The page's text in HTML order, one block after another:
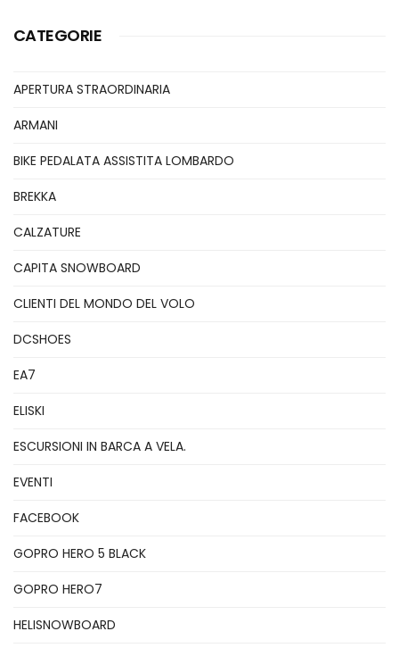
CATEGORIE
APERTURA STRAORDINARIA
ARMANI
BIKE PEDALATA ASSISTITA LOMBARDO
BREKKA
CALZATURE
CAPITA SNOWBOARD
CLIENTI DEL MONDO DEL VOLO
DCSHOES
EA7
ELISKI
ESCURSIONI IN BARCA A VELA.
EVENTI
FACEBOOK
GOPRO HERO 5 BLACK
GOPRO HERO7
HELISNOWBOARD